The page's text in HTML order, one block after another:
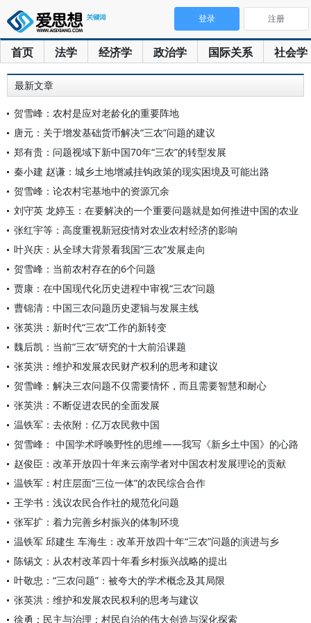
首页 法学 经济学 政治学 国际关系 社会学
登录 注册
最新文章
贺雪峰：农村是应对老龄化的重要阵地
唐元：关于增发基础货币解决“三农”问题的建议
郑有贵：问题视域下新中国70年“三农”的转型发展
秦小建 赵谦：城乡土地增减挂钩政策的现实困境及可能出路
贺雪峰：论农村宅基地中的资源冗余
刘守英 龙婷玉：在要解决的一个重要问题就是如何推进中国的农业
张红宇等：高度重视新冠疫情对农业农村经济的影响
叶兴庆：从全球大背景看我国“三农”发展走向
贺雪峰：当前农村存在的6个问题
贾康：在中国现代化历史进程中审视“三农”问题
曹锦清：中国三农问题历史逻辑与发展主线
张英洪：新时代“三农”工作的新转变
魏后凯：当前“三农”研究的十大前沿课题
张英洪：维护和发展农民财产权利的思考和建议
贺雪峰：解决三农问题不仅需要情怀，而且需要智慧和耐心
张英洪：不断促进农民的全面发展
温铁军：去依附：亿万农民救中国
贺雪峰： 中国学术呼唤野性的思维——我写《新乡土中国》的心路
赵俊臣：改革开放四十年来云南学者对中国农村发展理论的贡献
温铁军：村庄层面“三位一体”的农民综合合作
王学书：浅议农民合作社的规范化问题
张军扩：着力完善乡村振兴的体制环境
温铁军 邱建生 车海生：改革开放四十年“三农”问题的演进与乡
陈锡文：从农村改革四十年看乡村振兴战略的提出
叶敬忠：“三农问题”：被夸大的学术概念及其局限
张英洪：维护和发展农民权利的思考与建议
徐勇：民主与治理：村民自治的伟大创造与深化探索